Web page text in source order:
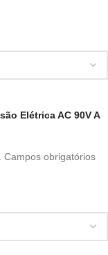
Elétrica AC 90V A
Campos obrigatórios